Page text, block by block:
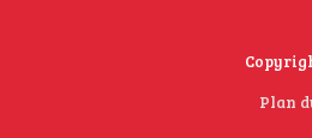
Plan